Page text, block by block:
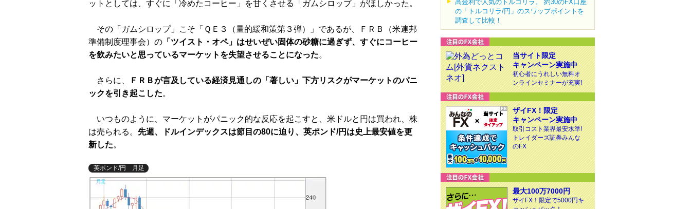
ットとしては、すぐに「冷めたコーヒー」を甘くさせる「ガムシロップ」がほしかった。
その「ガムシロップ」こそ「ＱＥ３（量的緩和策第３弾）」であるが、ＦＲＢ（米連邦
準備制度理事会）の 「ツイスト・オペ」はせいぜい固体の砂糖に過ぎず、すぐにコーヒー
を飲みたいと思っているマーケットを失望させることになった。
さらに、
ＦＲＢが言及している経済見通しの「著しい」下方リスクがマーケットのパニ
ックを引き起こした。
いつものように、マーケットがパニック的な反応を起こすと、米ドルと円は買われ、株
は売られる。 先週、ドルインデックスは節目の80に迫り、英ポンド/円は史上最安値を更
新した。
英ポンド/円 月足
高金利で人気のトルコリラ。 約30のFX口座
の「トルコリラ/円」のスワップポイントを
調査して比較！
当サイト限定
キャンペーン実施中
初心者にうれしい無料オ
ンラインセミナーが充実!
ザイFX！限定
キャンペーン実施中
取引コスト業界最安水準!
トレイダーズ証券みんな
のFX
最大100万7000円
ザイFX！限定で5000円キ